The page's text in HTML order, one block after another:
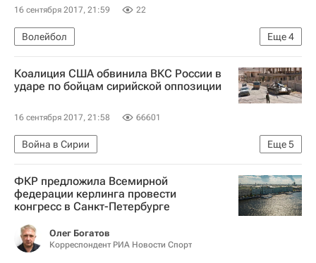
16 сентября 2017, 21:59 22
Еще4
Волейбол
Суперлига (чемпионат России по волейболу среди мужчин)
Зенит (Санкт-Петербург)
Коалиция США обвинила ВКС России в
ударе по бойцам сирийской оппозиции
16 сентября 2017, 21:58 66601
Еще5
Война в Сирии
Хроника событий - Война в Сирии
США
Сирия
Исламское государство*
Сирийские демократические силы
ФКР предложила Всемирной
федерации керлинга провести
конгресс в Санкт-Петербурге
Олег Богатов
Корреспондент РИА Новости Спорт